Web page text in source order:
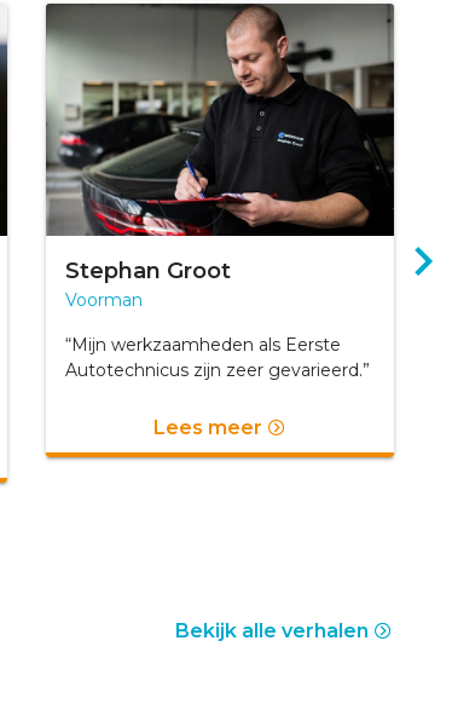
Stephan Groot
Voorman
“Mijn werkzaamheden als Eerste
Autotechnicus zijn zeer gevarieerd.”
Lees meer
Bekijk alle verhalen